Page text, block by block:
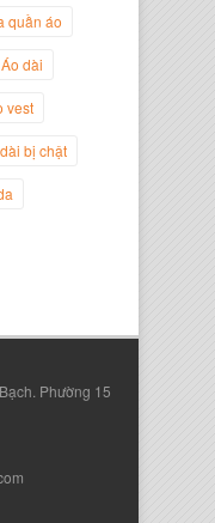
quần áo
Áo dài
vest
bị chật
Phường 15